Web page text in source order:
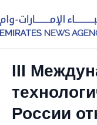
III
России